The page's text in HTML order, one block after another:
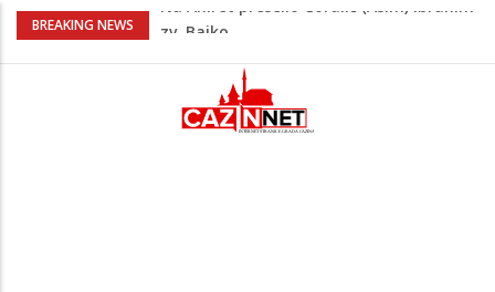
BREAKING NEWS
Nakon velikih vrućina u BiH stiže kiša
zapošljavanje i očuvanje radnih mjesta
Dok Evropa ostavlja cigarete, Hrvati
puše sve više: Treći su u cijeloj EU